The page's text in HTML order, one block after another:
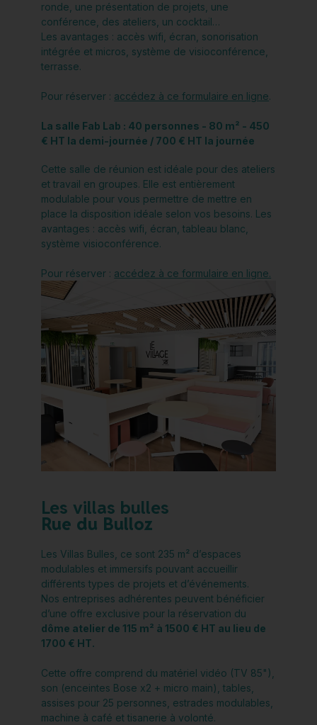
ronde, une présentation de projets, une
conférence, des ateliers, un cocktail…
Les avantages : accès wifi, écran, sonorisation
intégrée et micros, système de visioconférence,
terrasse.
Pour réserver : accédez à ce formulaire en ligne.
La salle Fab Lab : 40 personnes - 80 m² - 450
€ HT la demi-journée / 700 € HT la journée
Cette salle de réunion est idéale pour des ateliers
et travail en groupes. Elle est entièrement
modulable pour vous permettre de mettre en
place la disposition idéale selon vos besoins. Les
avantages : accès wifi, écran, tableau blanc,
système visioconférence.
Pour réserver : accédez à ce formulaire en ligne.
Les villas bulles
Rue du Bulloz
Les Villas Bulles, ce sont 235 m² d’espaces
modulables et immersifs pouvant accueillir
différents types de projets et d’événements.
Nos entreprises adhérentes peuvent bénéficier
d’une offre exclusive pour la réservation du
dôme atelier de 115 m² à 1500 € HT au lieu de
1700 € HT.
Cette offre comprend du matériel vidéo (TV 85"),
son (enceintes Bose x2 + micro main), tables,
assises pour 25 personnes, estrades modulables,
machine à café et tisanerie à volonté.